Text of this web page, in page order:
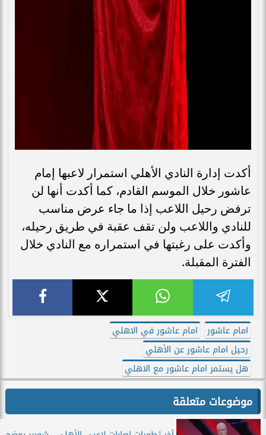
أكدت إدارة النادي الأهلي استمرار لاعبها إمام
عاشور خلال الموسم القادم، كما أكدت أنها لن
ترفض رحيل اللاعب إذا ما جاء عرض مناسب
للنادي واللاعب ولن تقف عقبة في طريق رحيله،
وأكدت على رغبتها في استمراره مع النادي خلال
الفترة المقبلة.
امام عاشور
امام عاشور في الاهلي
رحيل امام عاشور عن الأهلي
هل يستمر امام عاشور مع الاهلي
موضوعات متعلقة